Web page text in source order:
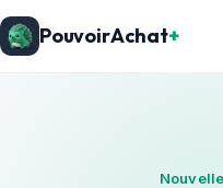
PouvoirAchat+